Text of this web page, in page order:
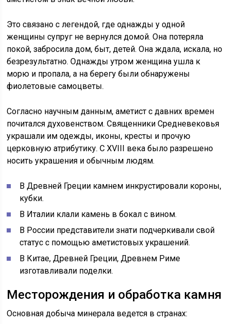
Это связано с легендой, где однажды у одной
женщины супруг не вернулся домой. Она потеряла
покой, забросила дом, быт, детей. Она ждала, искала, но
безрезультатно. Однажды утром женщина ушла к
морю и пропала, а на берегу были обнаружены
фиолетовые самоцветы.
Согласно научным данным, аметист с давних времен
почитался духовенством. Священники Средневековья
украшали им одежды, иконы, кресты и прочую
церковную атрибутику. С XVIII века было разрешено
носить украшения и обычным людям.
В Древней Греции камнем инкрустировали короны,
кубки.
В Италии клали камень в бокал с вином.
В России представители знати подчеркивали свой
статус с помощью аметистовых украшений.
В Китае, Древней Греции, Древнем Риме
изготавливали поделки.
Месторождения и обработка камня
Основная добыча минерала ведется в странах: